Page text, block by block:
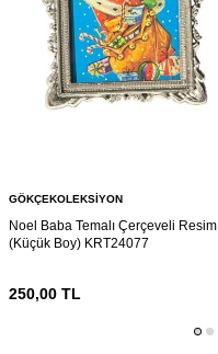
GÖKÇEKOLEKSIYON
Noel Baba Temalı Çerçeveli Resim
(Küçük Boy) KRT24077
250,00 TL